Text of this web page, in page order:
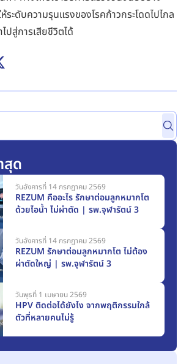
ระดับความรุนแรงของโรคก้าวกระโดดไปไกล
ปสู่การเสียชีวิตได้
สุด
วันอังคารที่ 14 กรกฎาคม 2569
REZUM คืออะไร รักษาต่อมลูกหมากโต
ด้วยไอน้ำ ไม่ผ่าตัด | รพ.จุฬารัตน์ 3
วันอังคารที่ 14 กรกฎาคม 2569
REZUM รักษาต่อมลูกหมากโต ไม่ต้อง
ผ่าตัดใหญ่ | รพ.จุฬารัตน์ 3
วันพุธที่ 1 เมษายน 2569
HPV ติดต่อได้ยังไง จากพฤติกรรมใกล้
ตัวที่หลายคนไม่รู้